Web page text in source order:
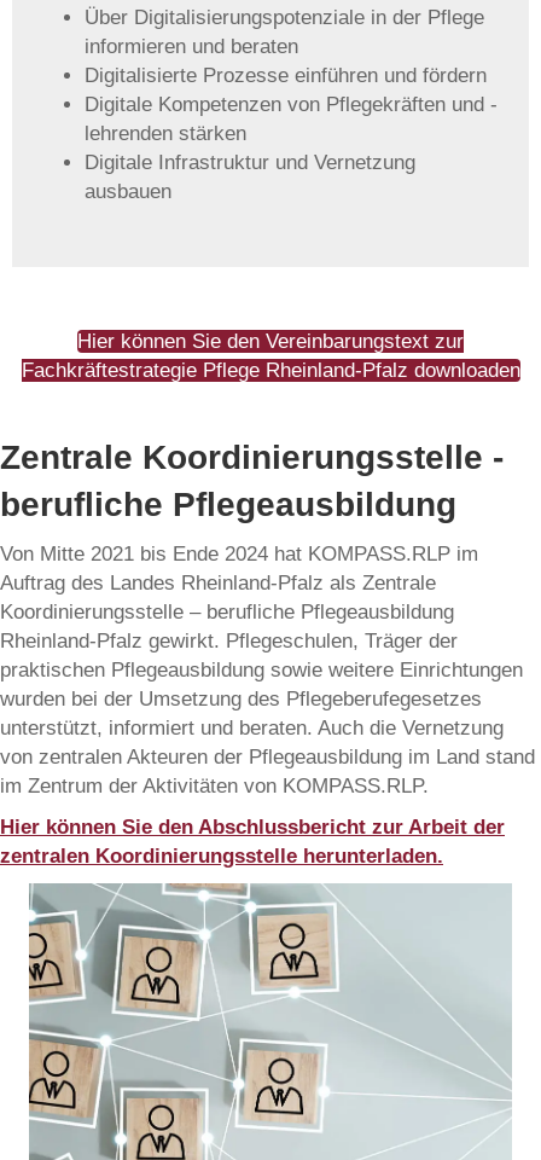
Über Digitalisierungspotenziale in der Pflege
informieren und beraten
Digitalisierte Prozesse einführen und fördern
Digitale Kompetenzen von Pflegekräften und -
lehrenden stärken
Digitale Infrastruktur und Vernetzung
ausbauen
Hier können Sie den Vereinbarungstext zur
Fachkräftestrategie Pflege Rheinland-Pfalz downloaden
Zentrale Koordinierungsstelle -
berufliche Pflegeausbildung
Von Mitte 2021 bis Ende 2024 hat KOMPASS.RLP im
Auftrag des Landes Rheinland-Pfalz als Zentrale
Koordinierungsstelle – berufliche Pflegeausbildung
Rheinland-Pfalz gewirkt. Pflegeschulen, Träger der
praktischen Pflegeausbildung sowie weitere Einrichtungen
wurden bei der Umsetzung des Pflegeberufegesetzes
unterstützt, informiert und beraten. Auch die Vernetzung
von zentralen Akteuren der Pflegeausbildung im Land stand
im Zentrum der Aktivitäten von KOMPASS.RLP.
Hier können Sie den Abschlussbericht zur Arbeit der
zentralen Koordinierungsstelle herunterladen.